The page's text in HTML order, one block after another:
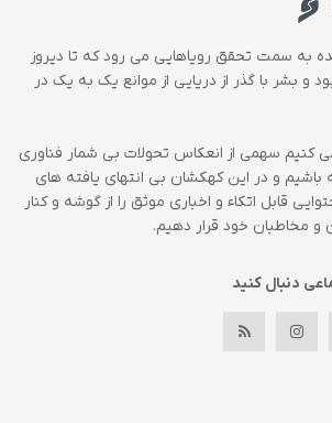
به سمت تحقق رویاهایی می رود که تا دیروز
و بشر با گذر از دریایی از موانع یک به یک در
کنیم سهمی از انعکاس تحولات بی شمار فناوری
باشیم و در این کهکشان بی انتهای یافته های
قابل اتکاء و اخباری موثق را از گوشه و کنار
و مخاطبان خود قرار دهیم.
دنبال کنید